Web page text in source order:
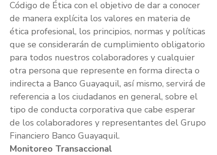
Código de Ética con el objetivo de dar a conocer
de manera explícita los valores en materia de
ética profesional, los principios, normas y políticas
que se considerarán de cumplimiento obligatorio
para todos nuestros colaboradores y cualquier
otra persona que represente en forma directa o
indirecta a Banco Guayaquil, así mismo, servirá de
referencia a los ciudadanos en general, sobre el
tipo de conducta corporativa que cabe esperar
de los colaboradores y representantes del Grupo
Financiero Banco Guayaquil.
Monitoreo Transaccional